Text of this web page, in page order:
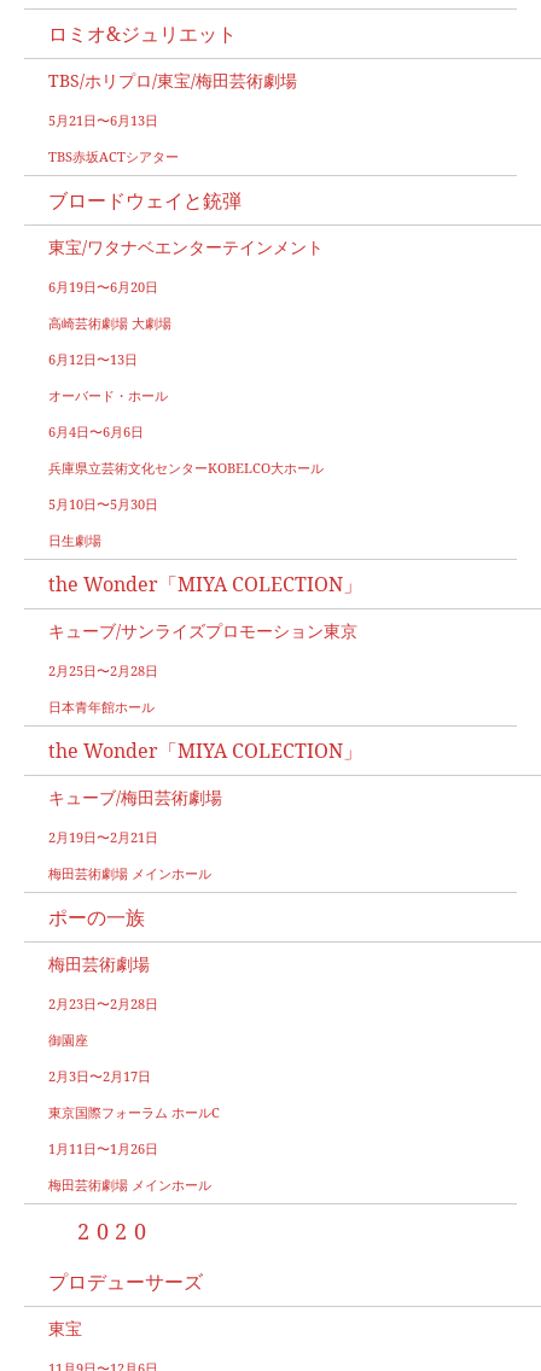
ロミオ&ジュリエット
TBS/ホリプロ/東宝/梅田芸術劇場
5月21日〜6月13日
TBS赤坂ACTシアター
ブロードウェイと銃弾
東宝/ワタナベエンターテインメント
6月19日〜6月20日
高崎芸術劇場 大劇場
6月12日〜13日
オーバード・ホール
6月4日〜6月6日
兵庫県立芸術文化センターKOBELCO大ホール
5月10日〜5月30日
日生劇場
the Wonder「MIYA COLECTION」
キューブ/サンライズプロモーション東京
2月25日〜2月28日
日本青年館ホール
the Wonder「MIYA COLECTION」
キューブ/梅田芸術劇場
2月19日〜2月21日
梅田芸術劇場 メインホール
ポーの一族
梅田芸術劇場
2月23日〜2月28日
御園座
2月3日〜2月17日
東京国際フォーラム ホールC
1月11日〜1月26日
梅田芸術劇場 メインホール
2020
プロデューサーズ
東宝